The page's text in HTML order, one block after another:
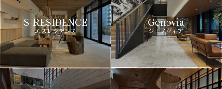
S-RESIDENCE
エスレジデンス
Genovia
ジェノヴィア